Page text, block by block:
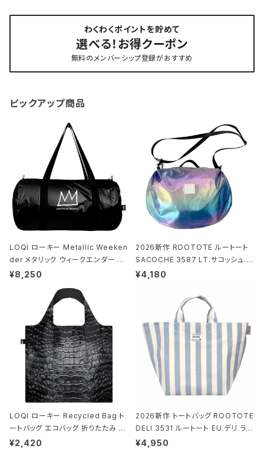
わくわくポイントを貯めて
選べる！お得クーポン
無料のメンバーシップ登録がおすすめ
ピックアップ商品
LOQI ローキー Metallic Weeken
der メタリック ウィークエンダー ボ
ストンバッグ ショルダーバッグ JEAN
ck ジャン=ミッシェル・バスキア/クラ
ウン ブラック
¥8,250
2026新作 ROOTOTE ルートート
SACOCHE 3587 LT.サコッシュ.ル
ミエ-B ショルダーバッグ グロスネイ
¥4,180
LOQI ローキー Recycled Bag ト
ートバッグ エコバッグ 折りたたみ 大
きめ 撥水加工 収納ポーチ CROCO
¥2,420
2026新作 トートバッグ ROOTOTE
DELI 3531 ルートート EU.デリ.ラミ
ネート-W サックス・ホワイト
¥4,950